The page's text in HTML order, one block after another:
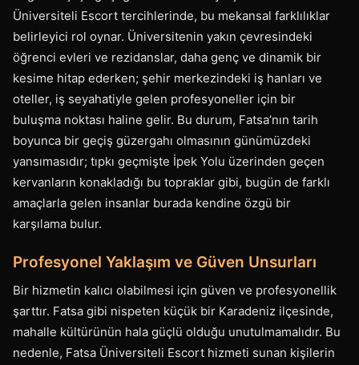
Üniversiteli Escort tercihlerinde, bu mekansal farklılıklar
belirleyici rol oynar. Üniversitenin yakın çevresindeki
öğrenci evleri ve rezidanslar, daha genç ve dinamik bir
kesime hitap ederken; şehir merkezindeki iş hanları ve
oteller, iş seyahatiyle gelen profesyoneller için bir
buluşma noktası haline gelir. Bu durum, Fatsa’nın tarih
boyunca bir geçiş güzergahı olmasının günümüzdeki
yansımasıdır; tıpkı geçmişte İpek Yolu üzerinden geçen
kervanların konakladığı bu topraklar gibi, bugün de farklı
amaçlarla gelen insanlar burada kendine özgü bir
karşılama bulur.
Profesyonel Yaklaşım ve Güven Unsurları
Bir hizmetin kalıcı olabilmesi için güven ve profesyonellik
şarttır. Fatsa gibi nispeten küçük bir Karadeniz ilçesinde,
mahalle kültürünün hala güçlü olduğu unutulmamalıdır. Bu
nedenle, Fatsa Üniversiteli Escort hizmeti sunan kişilerin